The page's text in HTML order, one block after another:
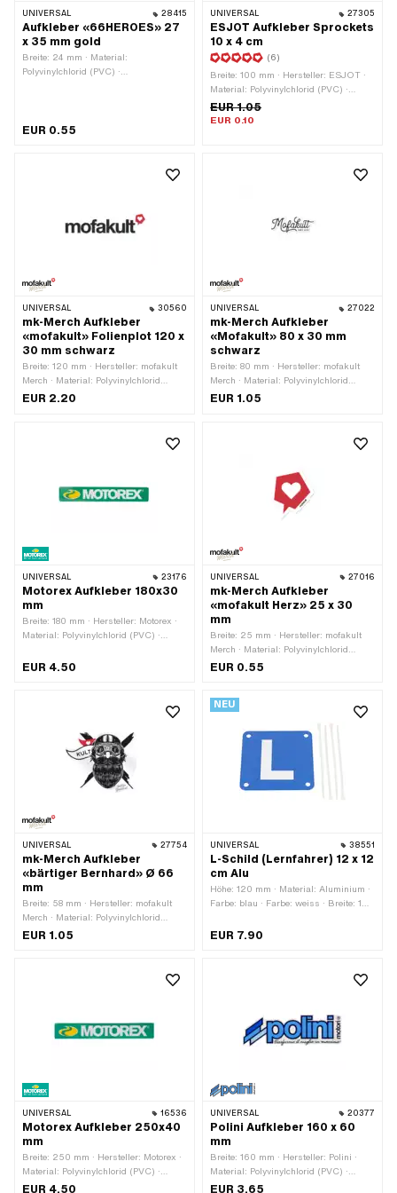
UNIVERSAL 28415
Aufkleber «66HEROES» 27
x 35 mm gold
Breite: 24 mm · Material:
Polyvinylchlorid (PVC) ·
Beständigkeit: UV-beständig ·
EUR 0.55
UNIVERSAL 27305
ESJOT Aufkleber Sprockets
10 x 4 cm
(6)
Breite: 100 mm · Hersteller: ESJOT ·
Material: Polyvinylchlorid (PVC) ·
Verwendungsort: Universal ·
Beschaffenheit Rückseite: Klebstoff ·
EUR 1.05
EUR 0.10
UNIVERSAL 30560
mk-Merch Aufkleber
«mofakult» Folienplot 120 x
30 mm schwarz
Breite: 120 mm · Hersteller: mofakult
Merch · Material: Polyvinylchlorid
(PVC) · Verwendungsort: Universal ·
EUR 2.20
UNIVERSAL 27022
mk-Merch Aufkleber
«Mofakult» 80 x 30 mm
schwarz
Breite: 80 mm · Hersteller: mofakult
Merch · Material: Polyvinylchlorid
(PVC) · Verwendungsort: Universal ·
EUR 1.05
UNIVERSAL 23176
Motorex Aufkleber 180x30
mm
Breite: 180 mm · Hersteller: Motorex ·
Material: Polyvinylchlorid (PVC) ·
Beschaffenheit Rückseite: Klebstoff ·
EUR 4.50
UNIVERSAL 27016
mk-Merch Aufkleber
«mofakult Herz» 25 x 30
mm
Breite: 25 mm · Hersteller: mofakult
Merch · Material: Polyvinylchlorid
(PVC) · Verwendungsort: Universal ·
EUR 0.55
UNIVERSAL 27754
mk-Merch Aufkleber
«bärtiger Bernhard» Ø 66
mm
Breite: 58 mm · Hersteller: mofakult
Merch · Material: Polyvinylchlorid
(PVC) · Durchmesser: 66 mm ·
EUR 1.05
NEU
UNIVERSAL 38551
L-Schild (Lernfahrer) 12 x 12
cm Alu
Höhe: 120 mm · Material: Aluminium ·
Farbe: blau · Farbe: weiss · Breite: 120
EUR 7.90
UNIVERSAL 16536
Motorex Aufkleber 250x40
mm
Breite: 250 mm · Hersteller: Motorex ·
Material: Polyvinylchlorid (PVC) ·
Verwendungsort: Universal ·
EUR 4.50
UNIVERSAL 20377
Polini Aufkleber 160 x 60
mm
Breite: 160 mm · Hersteller: Polini ·
Material: Polyvinylchlorid (PVC) ·
Verwendungsort: Universal ·
EUR 3.65